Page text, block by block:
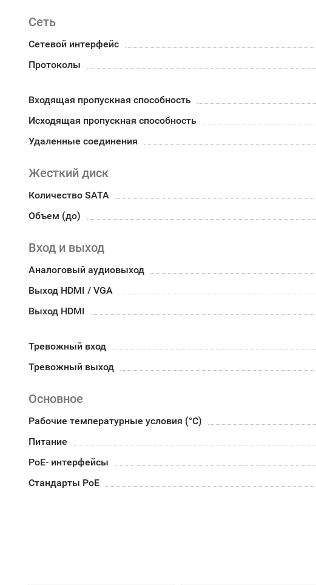
Сеть
Сетевой интерфейс
Протоколы
Входящая пропускная способность
Исходящая пропускная способность
Удаленные соединения
Жесткий диск
Количество SATA
Объем (до)
Вход и выход
Аналоговый аудиовыход
Выход HDMI / VGA
Выход HDMI
Тревожный вход
Тревожный выход
Основное
Рабочие температурные условия (°С)
Питание
PoE- интерфейсы
Стандарты РоЕ